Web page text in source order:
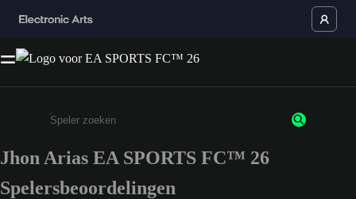
Enter a minimum of 3 characters or numbers
Jhon Arias EA SPORTS FC™ 26
Spelersbeoordelingen